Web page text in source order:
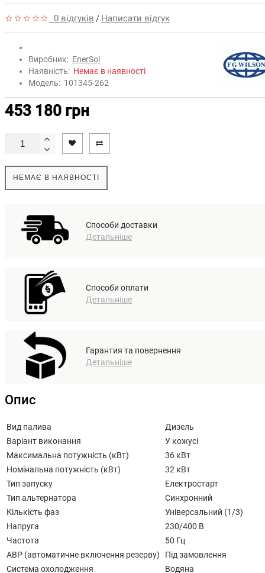
0 відгуків / Написати відгук
Виробник: EnerSol
Наявність: Немає в наявності
Модель: 101345-262
453 180 грн
НЕМАЄ В НАЯВНОСТІ
Способи доставки
Детальніше
Способи оплати
Детальніше
Гарантия та повернення
Детальніше
Опис
Вид палива
Дизель
Варіант виконання
У кожусі
Максимальна потужність (кВт)
36 кВт
Номінальна потужність (кВт)
32 кВт
Тип запуску
Електростарт
Тип альтернатора
Синхронний
Кількість фаз
Універсальний (1/3)
Напруга
230/400 В
Частота
50 Гц
АВР (автоматичне включення резерву)
Під замовлення
Система охолодження
Водяна